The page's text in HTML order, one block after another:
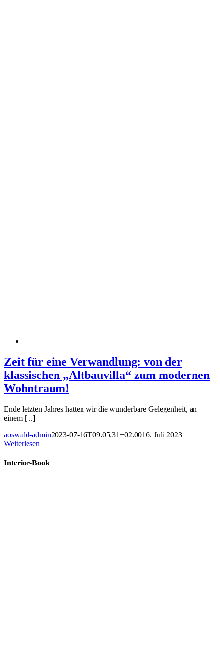
Zeit für eine Verwandlung: von der
klassischen „Altbauvilla“ zum modernen
Wohntraum!
Ende letzten Jahres hatten wir die wunderbare Gelegenheit, an
einem [...]
aoswald-admin2023-07-16T09:05:31+02:0016. Juli 2023|
Weiterlesen
Interior-Book